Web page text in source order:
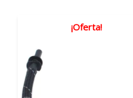
¡Oferta!